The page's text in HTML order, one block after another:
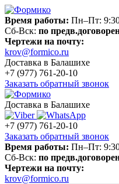
Время работы: Пн–Пт:
Сб-Вск: по
Чертежи на почту:
krov@formico.ru
Доставка в Балашихе
+7 (977) 761-20-10
Заказать обратный звонок
Доставка в Балашихе
+7 (977) 761-20-10
Заказать обратный звонок
Время работы: Пн–Пт:
Сб-Вск: по
Чертежи на почту:
krov@formico.ru